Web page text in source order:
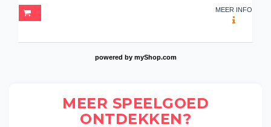
MEER INFO
powered by myShop.com
MEER SPEELGOED
ONTDEKKEN?